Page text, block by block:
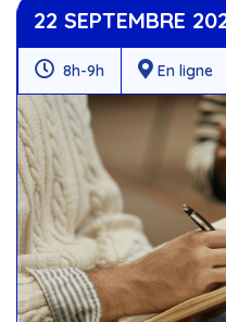
22 SEPTEMBRE
8h-9h En ligne